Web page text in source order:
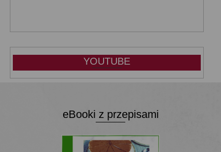
YOUTUBE
eBooki z przepisami